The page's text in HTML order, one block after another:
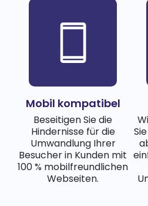
Mobil kompatibel
Beseitigen Sie die
Hindernisse für die
Umwandlung Ihrer
Besucher in Kunden mit
100 % mobilfreundlichen
Webseiten.